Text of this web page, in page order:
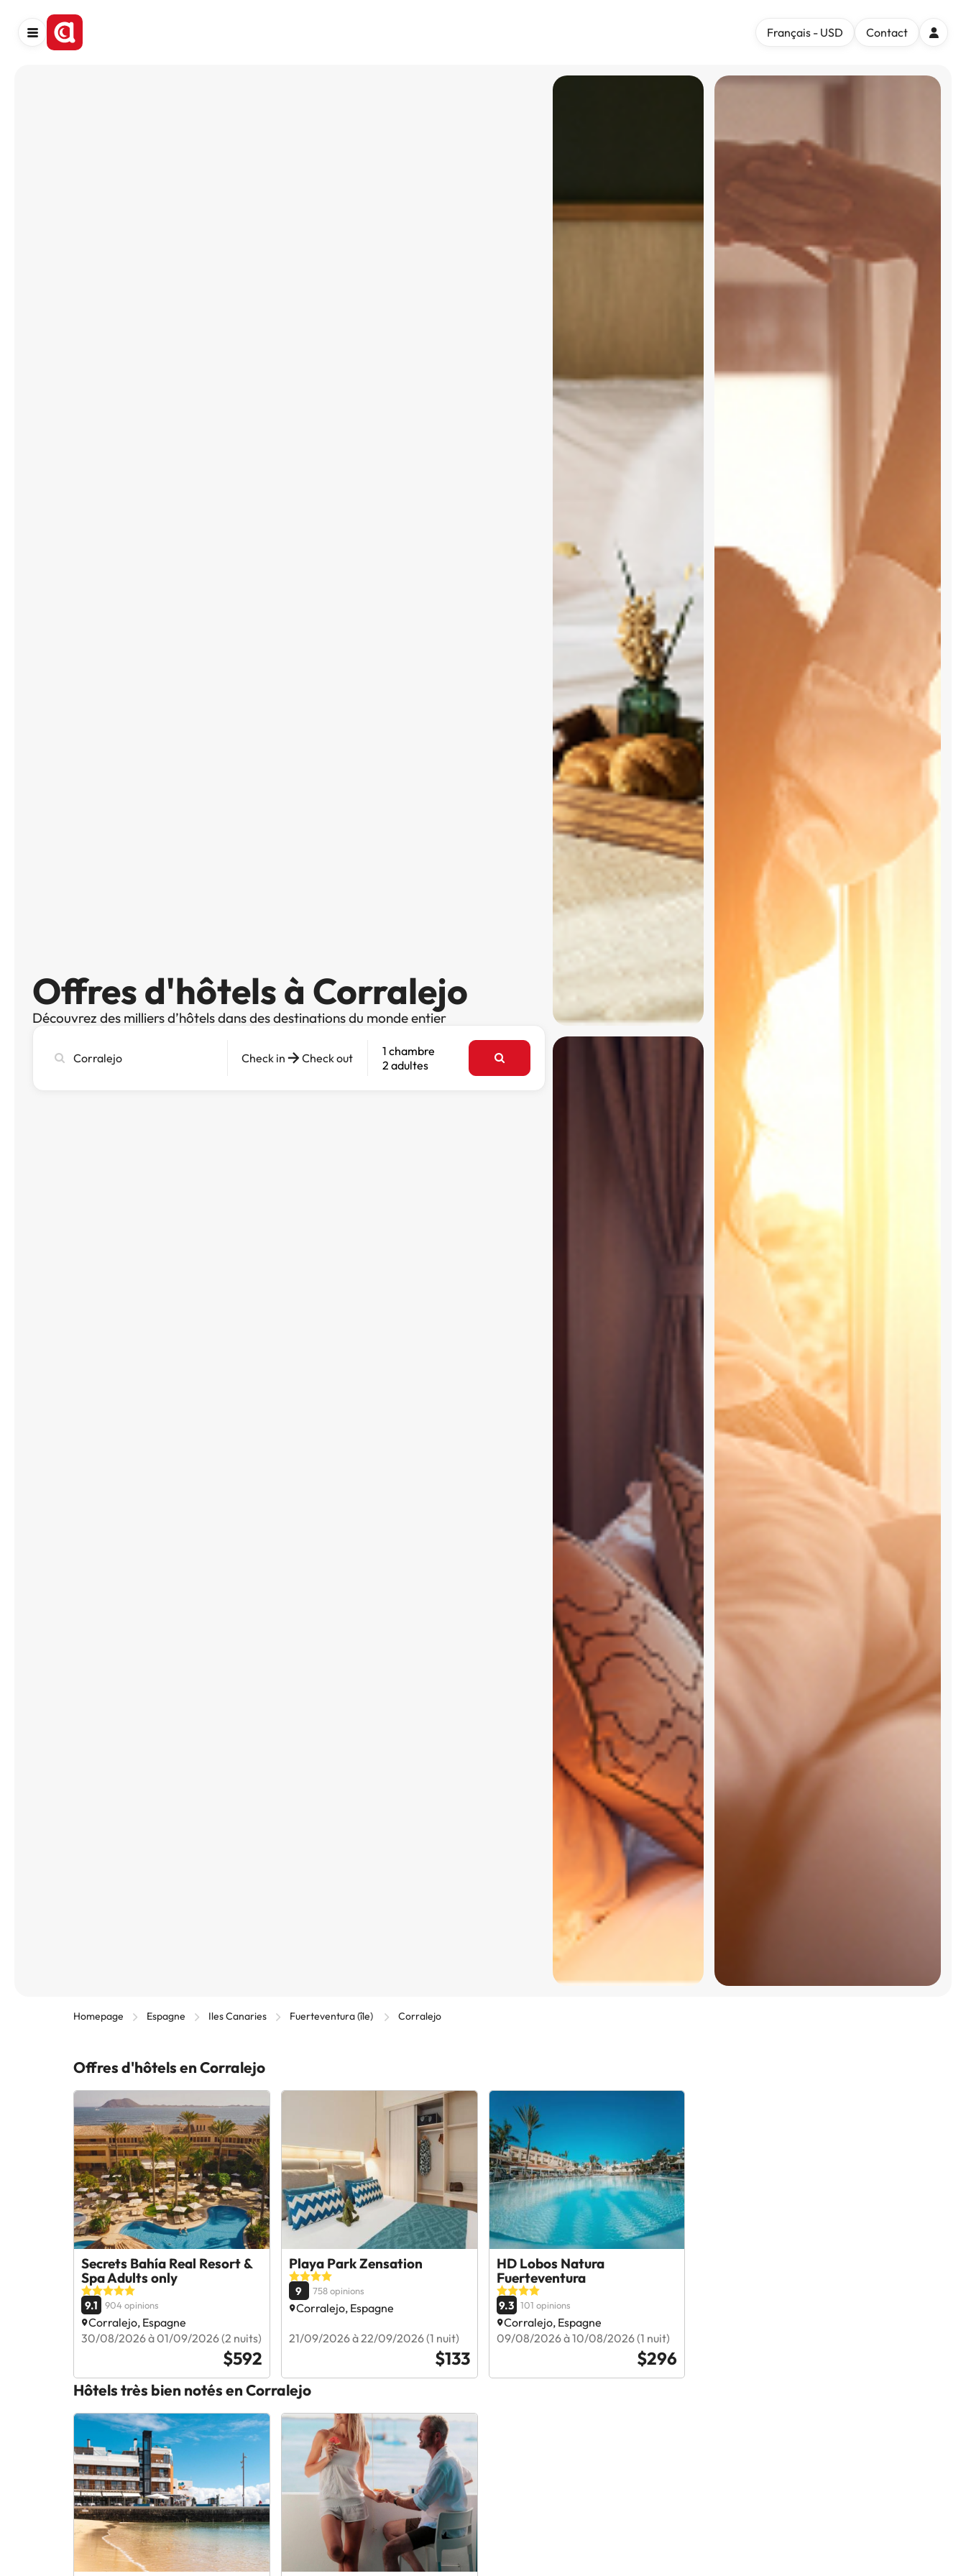
Français - USD Contact
Offres d'hôtels à Corralejo
Découvrez des milliers d’hôtels dans des destinations du monde entier
une
Check in Check out
1 chambre
2 adultes
Homepage Espagne Iles Canaries Fuerteventura (île) Corralejo
Offres d'hôtels en Corralejo
Secrets Bahía Real Resort &
Spa Adults only
9.1 904 opinions
Corralejo, Espagne
30/08/2026 à 01/09/2026 (2 nuits)
$592
Playa Park Zensation
9 758 opinions
Corralejo, Espagne
21/09/2026 à 22/09/2026 (1 nuit)
$133
HD Lobos Natura
Fuerteventura
9.3 101 opinions
Corralejo, Espagne
09/08/2026 à 10/08/2026 (1 nuit)
$296
Hôtels très bien notés en Corralejo